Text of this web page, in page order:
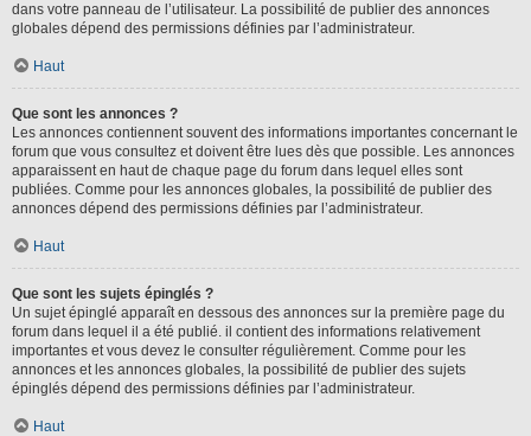
dans votre panneau de l’utilisateur. La possibilité de publier des annonces
globales dépend des permissions définies par l’administrateur.
Haut
Que sont les annonces ?
Les annonces contiennent souvent des informations importantes concernant le
forum que vous consultez et doivent être lues dès que possible. Les annonces
apparaissent en haut de chaque page du forum dans lequel elles sont
publiées. Comme pour les annonces globales, la possibilité de publier des
annonces dépend des permissions définies par l’administrateur.
Haut
Que sont les sujets épinglés ?
Un sujet épinglé apparaît en dessous des annonces sur la première page du
forum dans lequel il a été publié. il contient des informations relativement
importantes et vous devez le consulter régulièrement. Comme pour les
annonces et les annonces globales, la possibilité de publier des sujets
épinglés dépend des permissions définies par l’administrateur.
Haut